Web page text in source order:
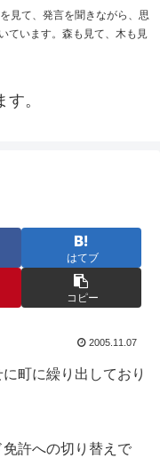
見て、発言を聞きながら、思
ています。森も見て、木も見
。
はてブ
コピー
2005.11.07
町に繰り出しており
許への切り替えで